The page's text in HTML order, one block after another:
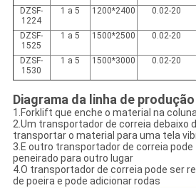
DZSF-
1224
1 a 5 1200*2400 0.02-20
DZSF-
1525
1 a 5 1500*2500 0.02-20
DZSF-
1530
1 a 5 1500*3000 0.02-20
Diagrama da linha de produção
1.Forklift que enche o material na
2.Um transportador de correia debaixo
transportar o material para uma tela
3.E outro transportador de correia
peneirado para outro lugar
4.O transportador de correia pode ser
de poeira e pode adicionar rodas